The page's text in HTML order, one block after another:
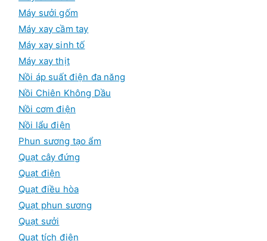
Máy sưởi gốm
Máy xay cầm tay
Máy xay sinh tố
Máy xay thịt
Nồi áp suất điện đa năng
Nồi Chiên Không Dầu
Nồi cơm điện
Nồi lẩu điện
Phun sương tạo ẩm
Quạt cây đứng
Quạt điện
Quạt điều hòa
Quạt phun sương
Quạt sưởi
Quạt tích điện